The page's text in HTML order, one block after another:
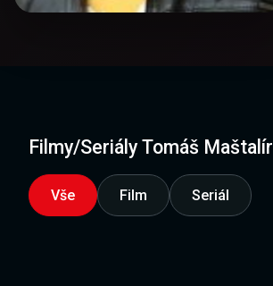
Filmy/Seriály Tomáš Maštalír
Vše Film Seriál